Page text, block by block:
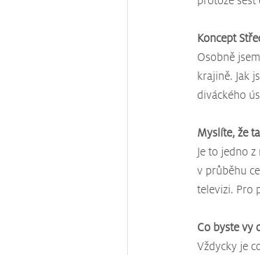
Koncept
Osobně
krajině. Jak
diváckého
Myslíte, že
Je to jedno
v průběhu
televizi. Pro
Co byste vy
Vždycky je